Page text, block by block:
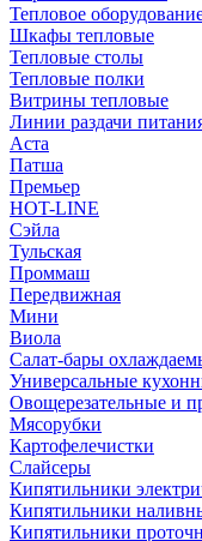
Тепловое
Шкафы тепловые
Тепловые столы
Тепловые полки
Витрины тепловые
Линии раздачи
Аста
Патша
Премьер
HOT-LINE
Сэйла
Тульская
Проммаш
Передвижная
Мини
Виола
Салат-бары
Универсальные
Овощерезательные и
Мясорубки
Картофелечистки
Слайсеры
Кипятильники
Кипятильники
Кипятильники